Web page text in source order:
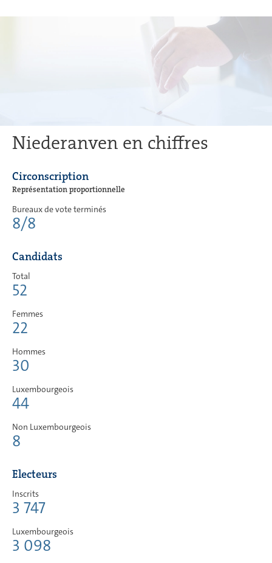
Niederanven en chiffres
Circonscription
Représentation proportionnelle
Bureaux de vote terminés
8/8
Candidats
Total
52
Femmes
22
Hommes
30
Luxembourgeois
44
Non Luxembourgeois
8
Electeurs
Inscrits
3 747
Luxembourgeois
3 098